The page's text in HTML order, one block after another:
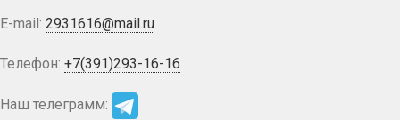
E-mail: 2931616@mail.ru
Телефон: +7(391)293-16-16
Наш телеграмм: